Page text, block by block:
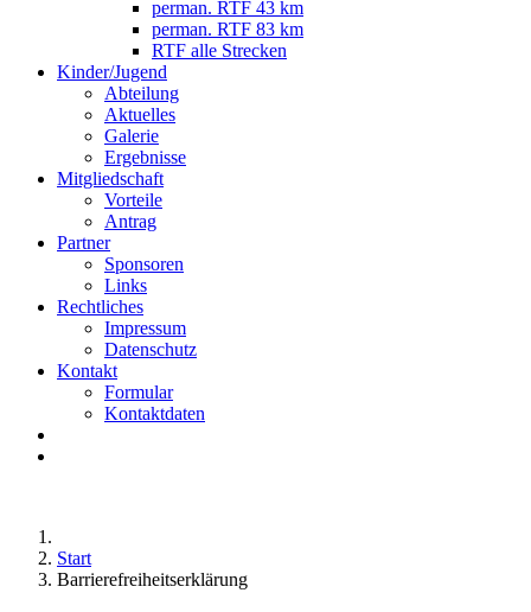
perman. RTF 43 km
perman. RTF 83 km
RTF alle Strecken
Kinder/Jugend
Abteilung
Aktuelles
Galerie
Ergebnisse
Mitgliedschaft
Vorteile
Antrag
Partner
Sponsoren
Links
Rechtliches
Impressum
Datenschutz
Kontakt
Formular
Kontaktdaten
Start
Barrierefreiheitserklärung